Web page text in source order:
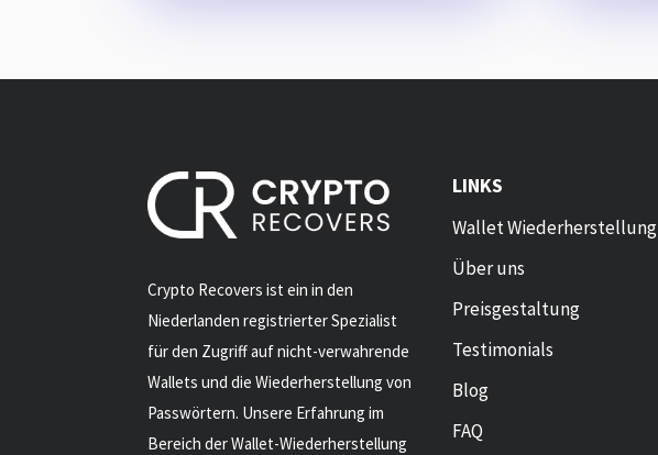
Crypto Recovers ist ein in den
Niederlanden registrierter Spezialist
für den Zugriff auf nicht-verwahrende
Wallets und die Wiederherstellung von
Passwörtern. Unsere Erfahrung im
Bereich der Wallet-Wiederherstellung
LINKS
Wallet Wiederherstellung
Über uns
Preisgestaltung
Testimonials
Blog
FAQ